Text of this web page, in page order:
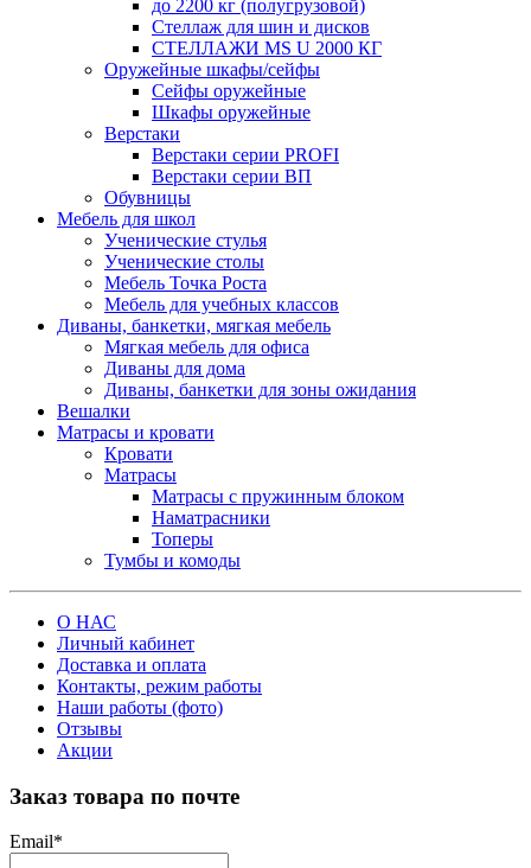
до 2200 кг (полугрузовой)
Стеллаж для шин и дисков
СТЕЛЛАЖИ MS U 2000 КГ
Оружейные шкафы/сейфы
Сейфы оружейные
Шкафы оружейные
Верстаки
Верстаки серии PROFI
Верстаки серии ВП
Обувницы
Мебель для школ
Ученические стулья
Ученические столы
Мебель Точка Роста
Мебель для учебных классов
Диваны, банкетки, мягкая мебель
Мягкая мебель для офиса
Диваны для дома
Диваны, банкетки для зоны ожидания
Вешалки
Матрасы и кровати
Кровати
Матрасы
Матрасы с пружинным блоком
Наматрасники
Топеры
Тумбы и комоды
О НАС
Личный кабинет
Доставка и оплата
Контакты, режим работы
Наши работы (фото)
Отзывы
Акции
Заказ товара по почте
Email*